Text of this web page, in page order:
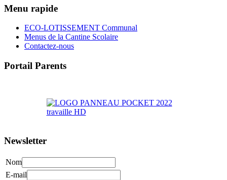
Menu rapide
ECO-LOTISSEMENT Communal
Menus de la Cantine Scolaire
Contactez-nous
Portail Parents
Newsletter
Nom
E-mail